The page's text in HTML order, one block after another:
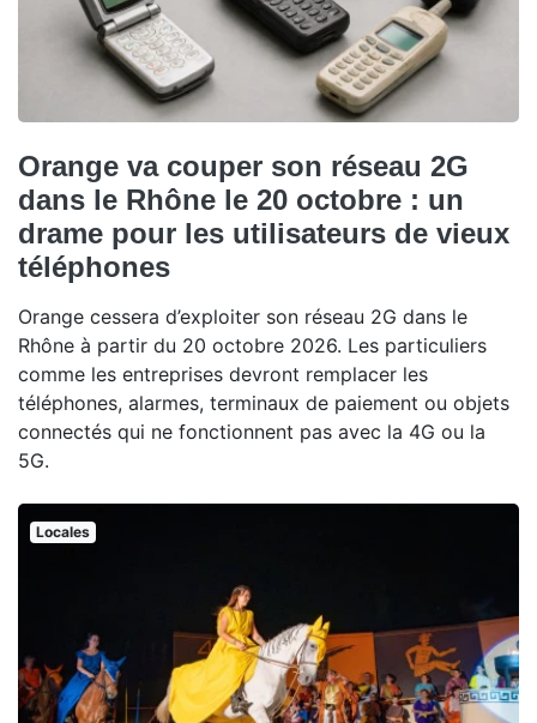
Orange va couper son réseau 2G
dans le Rhône le 20 octobre : un
drame pour les utilisateurs de vieux
téléphones
Orange cessera d’exploiter son réseau 2G dans le
Rhône à partir du 20 octobre 2026. Les particuliers
comme les entreprises devront remplacer les
téléphones, alarmes, terminaux de paiement ou objets
connectés qui ne fonctionnent pas avec la 4G ou la
5G.
Locales